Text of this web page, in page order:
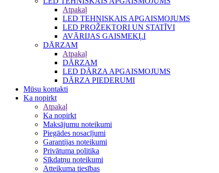
Atpakaļ
LED TEHNISKAIS APGAISMOJUMS
LED PROŽEKTORI UN STATĪVI
AVĀRIJAS GAISMEKĻI
DĀRZAM
Atpakaļ
DĀRZAM
LED DĀRZA APGAISMOJUMS
DĀRZA PIEDERUMI
Mūsu kontakti
Ka nopirkt
Atpakaļ
Ka nopirkt
Maksājumu noteikumi
Piegādes nosacījumi
Garantijas noteikumi
Privātuma politika
Sīkdatņu noteikumi
Atteikuma tiesības